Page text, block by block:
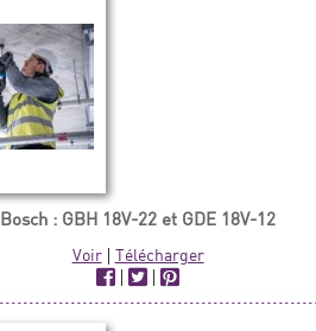
Bosch : GBH 18V-22 et GDE 18V-12
Voir| Télécharger
|
|